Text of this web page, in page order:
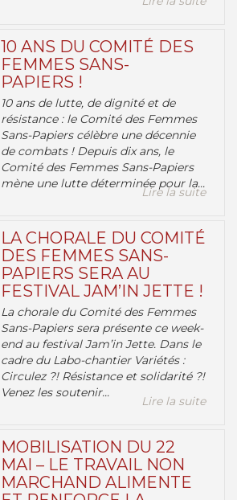
10 ANS DU COMITÉ DES
FEMMES SANS-
PAPIERS !
10 ans de lutte, de dignité et de
résistance : le Comité des Femmes
Sans-Papiers célèbre une décennie
de combats ! Depuis dix ans, le
Comité des Femmes Sans-Papiers
mène une lutte déterminée pour la...
Lire la suite
LA CHORALE DU COMITÉ
DES FEMMES SANS-
PAPIERS SERA AU
FESTIVAL JAM’IN JETTE !
La chorale du Comité des Femmes
Sans-Papiers sera présente ce week-
end au festival Jam’in Jette. Dans le
cadre du Labo-chantier Variétés :
Circulez ?! Résistance et solidarité ?!
Venez les soutenir...
Lire la suite
MOBILISATION DU 22
MAI – LE TRAVAIL NON
MARCHAND ALIMENTE